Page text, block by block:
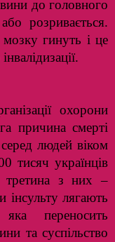
до головного
розривається.
гинуть і це
охорони
причина смерті
людей віком
тисяч українців
третина з них –
інсульту лягають
переносить
та суспільство